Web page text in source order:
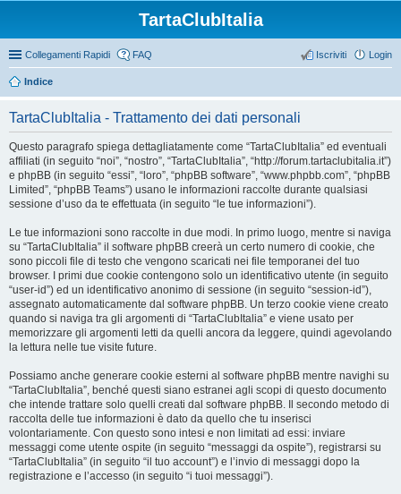
TartaClubItalia
Collegamenti Rapidi FAQ Login
Iscriviti
Indice
TartaClubItalia - Trattamento dei dati personali
Questo paragrafo spiega dettagliatamente come “TartaClubItalia” ed eventuali
affiliati (in seguito “noi”, “nostro”, “TartaClubItalia”, “http://forum.tartaclubitalia.it”)
e phpBB (in seguito “essi”, “loro”, “phpBB software”, “www.phpbb.com”, “phpBB
Limited”, “phpBB Teams”) usano le informazioni raccolte durante qualsiasi
sessione d’uso da te effettuata (in seguito “le tue informazioni”).
Le tue informazioni sono raccolte in due modi. In primo luogo, mentre si naviga
su “TartaClubItalia” il software phpBB creerà un certo numero di cookie, che
sono piccoli file di testo che vengono scaricati nei file temporanei del tuo
browser. I primi due cookie contengono solo un identificativo utente (in seguito
“user-id”) ed un identificativo anonimo di sessione (in seguito “session-id”),
assegnato automaticamente dal software phpBB. Un terzo cookie viene creato
quando si naviga tra gli argomenti di “TartaClubItalia” e viene usato per
memorizzare gli argomenti letti da quelli ancora da leggere, quindi agevolando
la lettura nelle tue visite future.
Possiamo anche generare cookie esterni al software phpBB mentre navighi su
“TartaClubItalia”, benché questi siano estranei agli scopi di questo documento
che intende trattare solo quelli creati dal software phpBB. Il secondo metodo di
raccolta delle tue informazioni è dato da quello che tu inserisci
volontariamente. Con questo sono intesi e non limitati ad essi: inviare
messaggi come utente ospite (in seguito “messaggi da ospite”), registrarsi su
“TartaClubItalia” (in seguito “il tuo account”) e l’invio di messaggi dopo la
registrazione e l’accesso (in seguito “i tuoi messaggi”).